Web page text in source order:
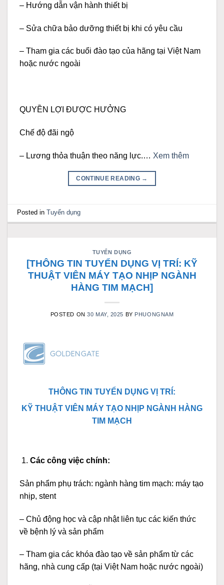
– Hướng dẫn vận hành thiết bị
– Sửa chữa bảo dưỡng thiết bị khi có yêu cầu
– Tham gia các buổi đào tạo của hãng tại Việt Nam
hoặc nước ngoài
QUYỀN LỢI ĐƯỢC HƯỞNG
Chế độ đãi ngộ
– Lương thỏa thuận theo năng lực.… Xem thêm
CONTINUE READING →
Posted inTuyển dụng
TUYỂN DỤNG
[THÔNG TIN TUYỂN DỤNG VỊ TRÍ: KỸ
THUẬT VIÊN MÁY TẠO NHỊP NGÀNH
HÀNG TIM MẠCH]
POSTED ON30 MAY, 2025 BY PHUONGNAM
THÔNG TIN TUYỂN DỤNG VỊ TRÍ:
KỸ THUẬT VIÊN MÁY TẠO NHỊP NGÀNH HÀNG
TIM MẠCH
Các công việc chính:
Sản phẩm phụ trách: ngành hàng tim mạch: máy tạo
nhịp, stent
– Chủ động học và cập nhật liên tục các kiến thức
về bệnh lý và sản phẩm
– Tham gia các khóa đào tạo về sản phẩm từ các
hãng, nhà cung cấp (tại Việt Nam hoặc nước ngoài)